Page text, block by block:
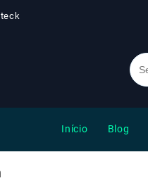
Início Blog